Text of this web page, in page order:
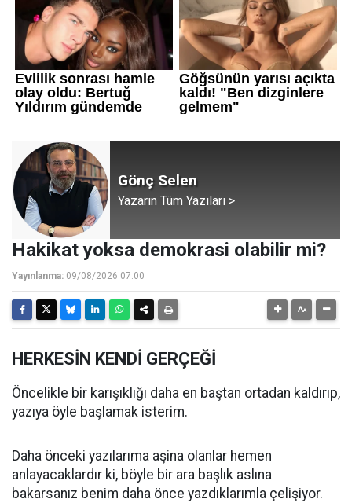
Gönç Selen
Yazarın Tüm Yazıları >
Hakikat yoksa demokrasi olabilir mi?
Yayınlanma: 09/08/2026 07:00
HERKESİN KENDİ GERÇEĞİ
Öncelikle bir karışıklığı daha en baştan ortadan kaldırıp,
yazıya öyle başlamak isterim.
Daha önceki yazılarıma aşina olanlar hemen
anlayacaklardır ki, böyle bir ara başlık aslına
bakarsanız benim daha önce yazdıklarımla çelişiyor.